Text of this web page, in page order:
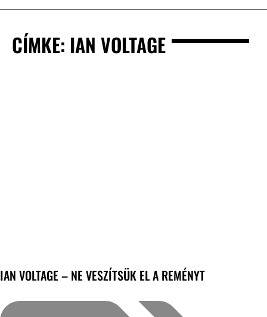
CÍMKE: IAN VOLTAGE
IAN VOLTAGE – NE VESZÍTSÜK EL A REMÉNYT